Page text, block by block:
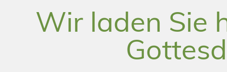
Wir laden Sie